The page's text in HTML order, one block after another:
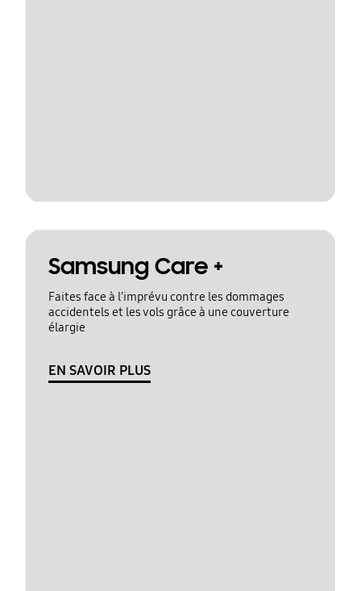
Samsung Care +
Faites face à l’imprévu contre les dommages
accidentels et les vols grâce à une couverture
élargie
EN SAVOIR PLUS